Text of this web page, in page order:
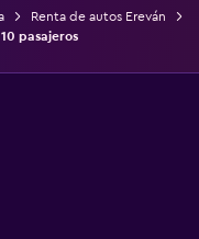
Renta de autos Ereván
pasajeros